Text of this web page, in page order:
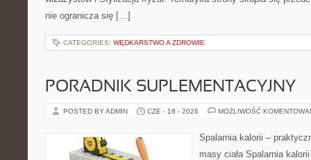
nie ogranicza się […]
CATEGORIES: WĘDKARSTWO A ZDROWIE
PORADNIK SUPLEMENTACYJNY
POSTED BY ADMIN CZE - 18 - 2026 MOŻLIWOŚĆ
Spalarnia kalorii –
masy ciała Spalarnia